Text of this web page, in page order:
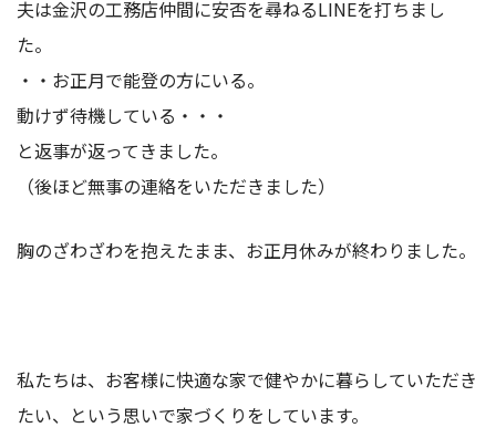
夫は金沢の工務店仲間に安否を尋ねるLINEを打ちまし
た。
・・お正月で能登の方にいる。
動けず待機している・・・
と返事が返ってきました。
（後ほど無事の連絡をいただきました）
胸のざわざわを抱えたまま、お正月休みが終わりました。
私たちは、お客様に快適な家で健やかに暮らしていただき
たい、という思いで家づくりをしています。